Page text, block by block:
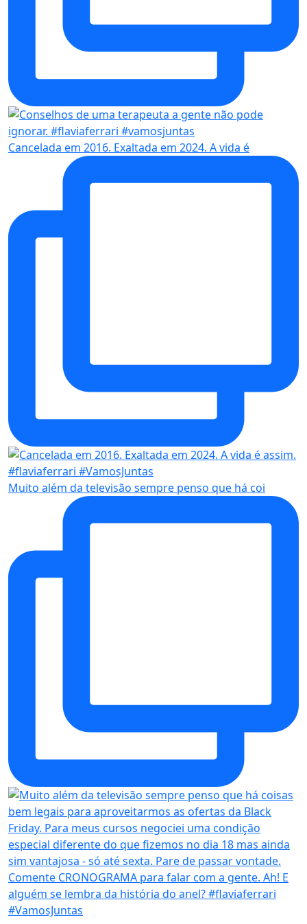
Cancelada em 2016. Exaltada em 2024. A vida é
Muito além da televisão sempre penso que há coi